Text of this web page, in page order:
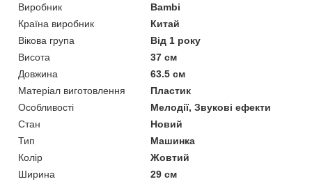
Виробник
Bambi
Країна виробник
Китай
Вікова група
Від 1 року
Висота
37 см
Довжина
63.5 см
Матеріал виготовлення
Пластик
Особливості
Мелодії, Звукові ефекти
Стан
Новий
Тип
Машинка
Колір
Жовтий
Ширина
29 см